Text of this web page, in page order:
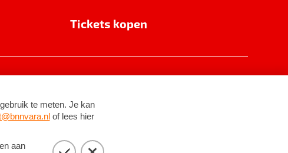
Tickets kopen